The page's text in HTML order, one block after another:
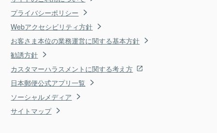
プライバシーポリシー
Webアクセシビリティ方針
お客さま本位の業務運営に関する基本方針
勧誘方針
カスタマーハラスメントに関する考え方
日本郵便公式アプリ一覧
ソーシャルメディア
サイトマップ